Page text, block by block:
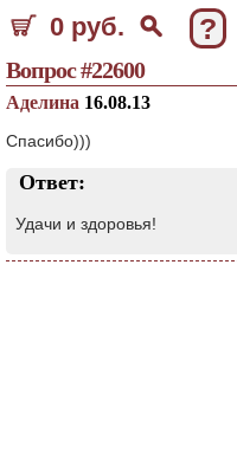
0 руб. ?
Вопрос #22600
Аделина 16.08.13
Спасибо)))
Ответ:
Удачи и здоровья!